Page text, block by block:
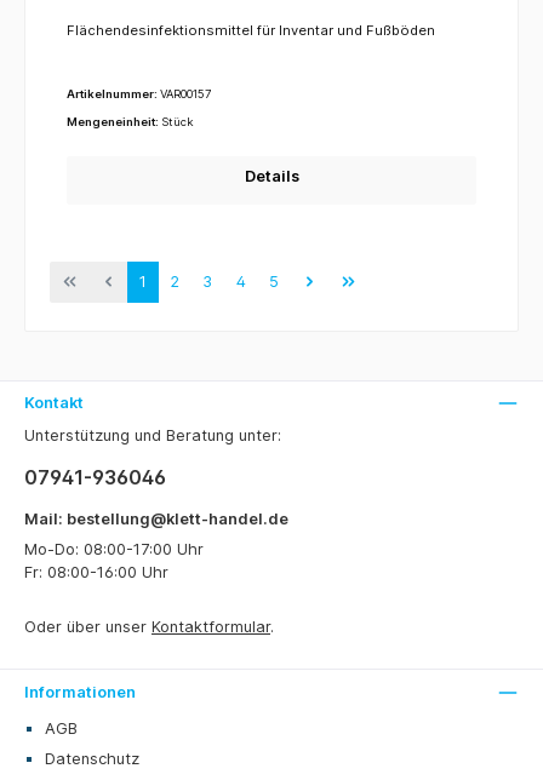
Flächendesinfektionsmittel für Inventar und Fußböden
Artikelnummer: VAR00157
Mengeneinheit: Stück
Details
1 2 3 4 5
Kontakt
Unterstützung und Beratung unter:
07941-936046
Mail: bestellung@klett-handel.de
Mo-Do: 08:00-17:00 Uhr
Fr: 08:00-16:00 Uhr
Oder über unser Kontaktformular.
Informationen
AGB
Datenschutz